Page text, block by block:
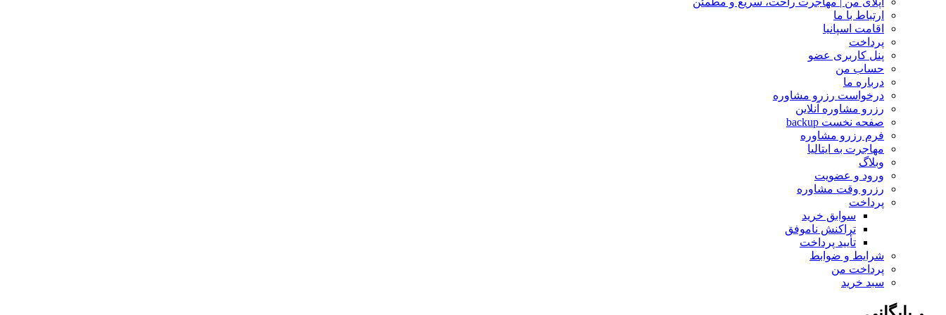
ارتباط با ما
اقامت اسپانیا
پرداخت
پنل کاربری عضو
حساب من
درباره ما
درخواست رزرو مشاوره
رزرو مشاوره آنلاین
صفحه نخست backup
فرم رزرو مشاوره
مهاجرت به ایتالیا
وبلاگ
ورود و عضویت
رزرو وقت مشاوره
پرداخت
سوابق خرید
تراکنش ناموفق
تأیید پرداخت
شرایط و ضوابط
پرداخت من
سبد خرید